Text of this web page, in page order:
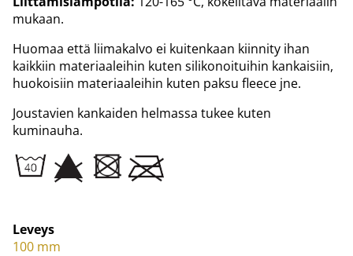
mukaan.
Huomaa että liimakalvo ei kuitenkaan kiinnity ihan
kaikkiin materiaaleihin kuten silikonoituihin kankaisiin,
huokoisiin materiaaleihin kuten paksu fleece jne.
Joustavien kankaiden helmassa tukee kuten
kuminauha.
Leveys
100 mm